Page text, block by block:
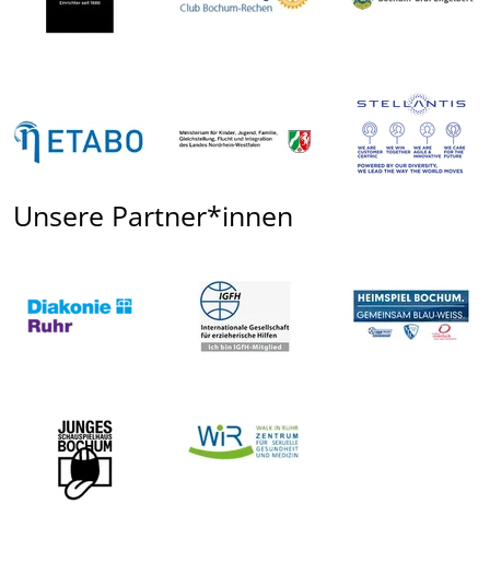
Unsere Partner*innen